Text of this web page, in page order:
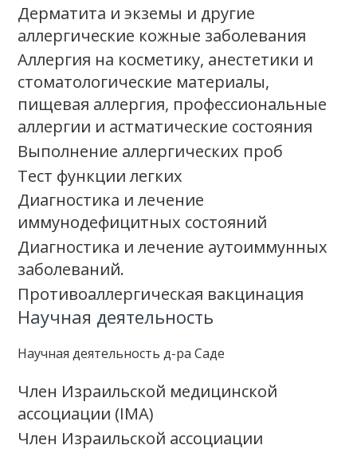
Дерматита и экземы и другие
аллергические кожные заболевания
Аллергия на косметику, анестетики и
стоматологические материалы,
пищевая аллергия, профессиональные
аллергии и астматические состояния
Выполнение аллергических проб
Тест функции легких
Диагностика и лечение
иммунодефицитных состояний
Диагностика и лечение аутоиммунных
заболеваний.
Противоаллергическая вакцинация
Научная деятельность
Научная деятельность д-ра Саде
Член Израильской медицинской
ассоциации (IMA)
Член Израильской ассоциации